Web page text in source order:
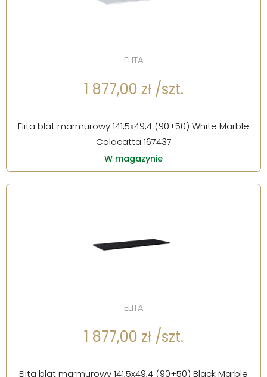
ELITA
1 877,00 zł /szt.
Elita blat marmurowy 141,5x49,4 (90+50) White Marble
Calacatta 167437
W magazynie
ELITA
1 877,00 zł /szt.
Elita blat marmurowy 141,5x49,4 (90+50) Black Marble